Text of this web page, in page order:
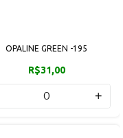
OPALINE GREEN -195
R$31,00
+